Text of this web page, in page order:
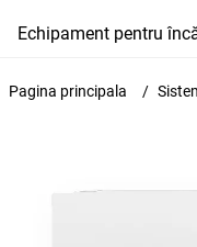
Echipament pentru
Pagina principala